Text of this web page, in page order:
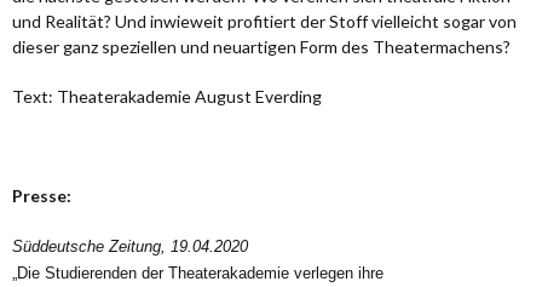
und Realität? Und inwieweit profitiert der Stoff vielleicht sogar von
dieser ganz speziellen und neuartigen Form des Theatermachens?
Text: Theaterakademie August Everding
Presse:
Süddeutsche Zeitung, 19.04.2020
„Die Studierenden der Theaterakademie verlegen ihre